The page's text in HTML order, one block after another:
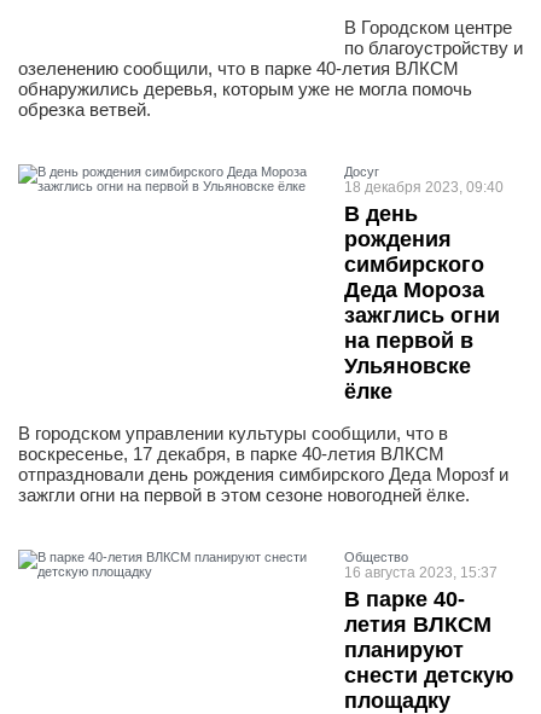
В Городском центре
по благоустройству и
озеленению сообщили, что в парке 40-летия ВЛКСМ
обнаружились деревья, которым уже не могла помочь
обрезка ветвей.
Досуг
18 декабря 2023, 09:40
В день
рождения
симбирского
Деда Мороза
зажглись огни
на первой в
Ульяновске
ёлке
В городском управлении культуры сообщили, что в
воскресенье, 17 декабря, в парке 40-летия ВЛКСМ
отпраздновали день рождения симбирского Деда Морозf и
зажгли огни на первой в этом сезоне новогодней ёлке.
Общество
16 августа 2023, 15:37
В парке 40-
летия ВЛКСМ
планируют
снести детскую
площадку